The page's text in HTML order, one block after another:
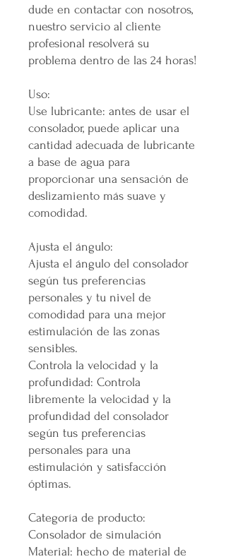
dude en contactar con nosotros,
nuestro servicio al cliente
profesional resolverá su
problema dentro de las 24 horas!
Uso:
Use lubricante: antes de usar el
consolador, puede aplicar una
cantidad adecuada de lubricante
a base de agua para
proporcionar una sensación de
deslizamiento más suave y
comodidad.
Ajusta el ángulo:
Ajusta el ángulo del consolador
según tus preferencias
personales y tu nivel de
comodidad para una mejor
estimulación de las zonas
sensibles.
Controla la velocidad y la
profundidad: Controla
libremente la velocidad y la
profundidad del consolador
según tus preferencias
personales para una
estimulación y satisfacción
óptimas.
Categoría de producto:
Consolador de simulación
Material: hecho de material de